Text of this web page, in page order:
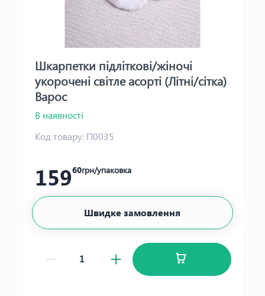
Шкарпетки підліткові/жіночі
укорочені світле асорті (Літні/сітка)
Варос
В наявності
Код товару: П0035
15960грн/упаковка
Швидке замовлення